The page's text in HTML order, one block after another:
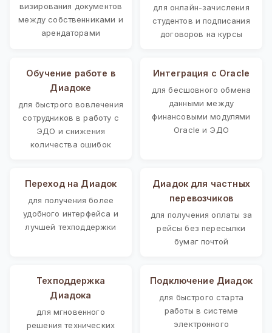
визирования документов
между собственниками и
арендаторами
для онлайн-зачисления
студентов и подписания
договоров на курсы
Обучение работе в
Диадоке
для быстрого вовлечения
сотрудников в работу с
ЭДО и снижения
количества ошибок
Интеграция с Oracle
для бесшовного обмена
данными между
финансовыми модулями
Oracle и ЭДО
Переход на Диадок
для получения более
удобного интерфейса и
лучшей техподдержки
Диадок для частных
перевозчиков
для получения оплаты за
рейсы без пересылки
бумаг почтой
Техподдержка
Диадока
для мгновенного
решения технических
Подключение Диадок
для быстрого старта
работы в системе
электронного